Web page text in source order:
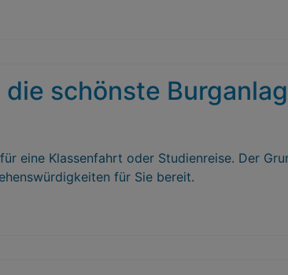
schönste
eine Klassenfahrt oder Studienreise. Der
für Sie bereit.